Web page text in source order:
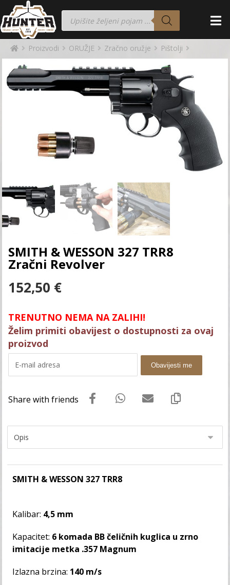
Proizvodi ORUŽJE Zračno oružje Pištolji
SMITH & WESSON 327 TRR8
Zračni Revolver
152,50 €
TRENUTNO NEMA NA ZALIHI!
Želim primiti obavijest o dostupnosti za ovaj
proizvod
Obavijesti me
SMITH & WESSON 327 TRR8
Kalibar: 4,5 mm
Kapacitet: 6 komada BB čeličnih kuglica u zrno
imitacije metka .357 Magnum
Izlazna brzina: 140 m/s